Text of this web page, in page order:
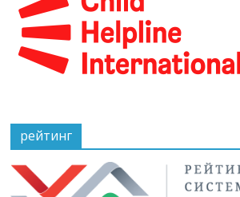
рейтинг